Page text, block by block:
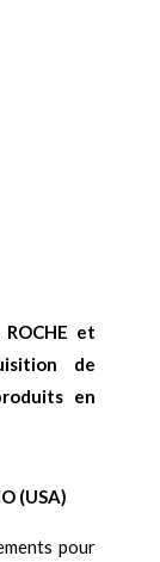
et
de
en
(USA)
pour